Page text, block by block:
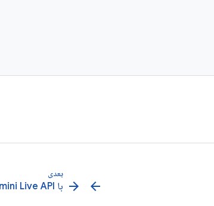
arrow_back
بعدی
با Gemini Live API یکپارچه شوید arrow_forward